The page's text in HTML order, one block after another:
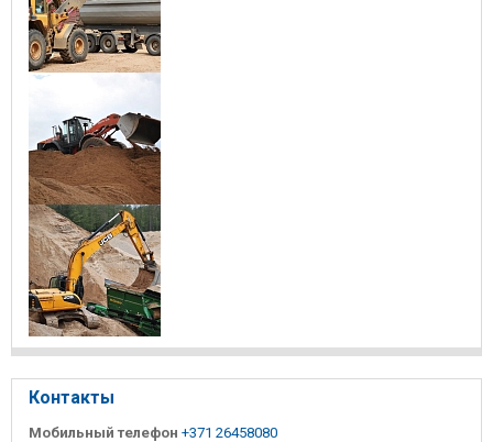
Контакты
Мобильный телефон +371 26458080